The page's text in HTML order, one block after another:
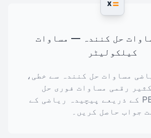
x
حل کنندہ — مساوات
کیلکولیٹر
مساوات حل کنندہ سے خطی،
رقمی مساوات فوری حل
کریں۔ PEMDAS کے ذریعے پیچیدہ ریاضی کے
جواب حاصل کریں۔